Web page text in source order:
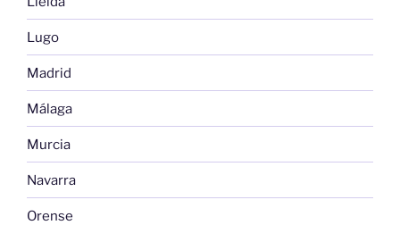
Lugo
Madrid
Málaga
Murcia
Navarra
Orense